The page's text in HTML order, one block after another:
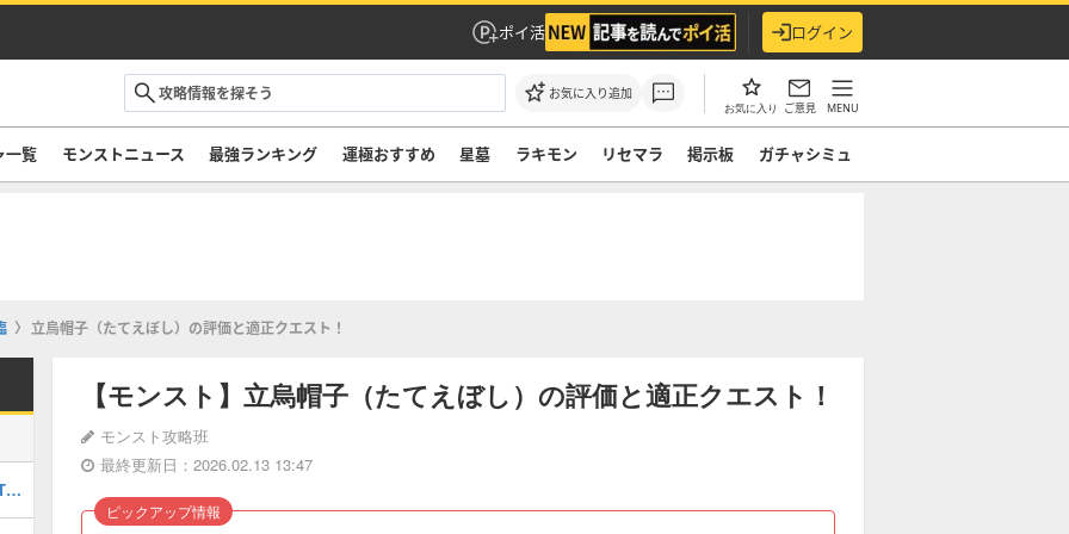
ポイ活 ログイン
お気に入り追加
お気に入り ご意見 MENU
一覧 モンストニュース 最強ランキング 運極おすすめ 星墓 ラキモン リセマラ 掲示板 ガチャシミュ
立烏帽子（たてえぼし）の評価と適正クエスト！
【モンスト】立烏帽子（たてえぼし）の評価と適正クエスト！
モンスト攻略班
最終更新日：2026.02.13 13:47
ピックアップ情報
最強キャラランキングTOP30｜最新版Tier